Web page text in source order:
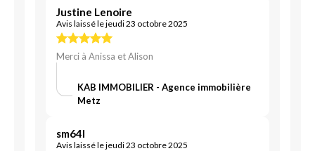
Justine Lenoire
Avis laissé le jeudi 23 octobre 2025
Merci à Anissa et Alison
KAB IMMOBILIER - Agence immobilière
Metz
sm64l
Avis laissé le jeudi 23 octobre 2025